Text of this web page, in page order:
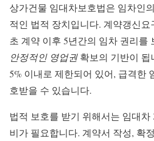
상가건물 임대차보호법은 임차인
적인 법적 장치입니다. 계약갱신
초 계약 이후 5년간의 임차 권리를
안정적인 영업권확보의 기반이 됩
5% 이내로 제한되어 있어, 급격한
호받을 수 있습니다.
법적 보호를 받기 위해서는 임대
비가 필요합니다. 계약서 작성, 확